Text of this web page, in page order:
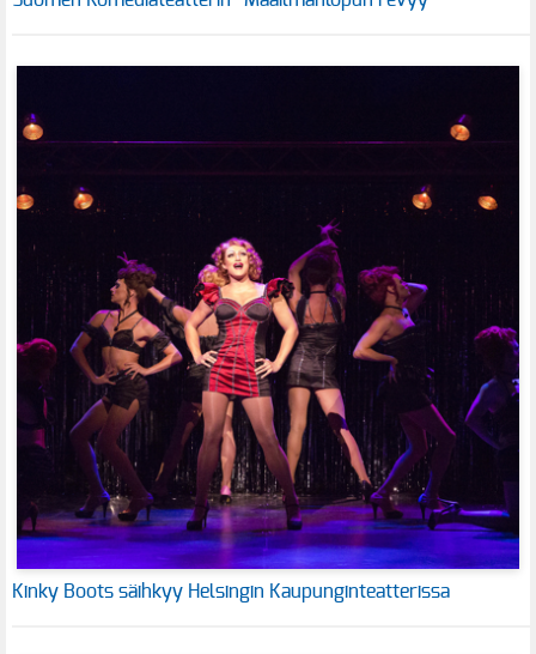
Kinky Boots säihkyy Helsingin Kaupunginteatterissa